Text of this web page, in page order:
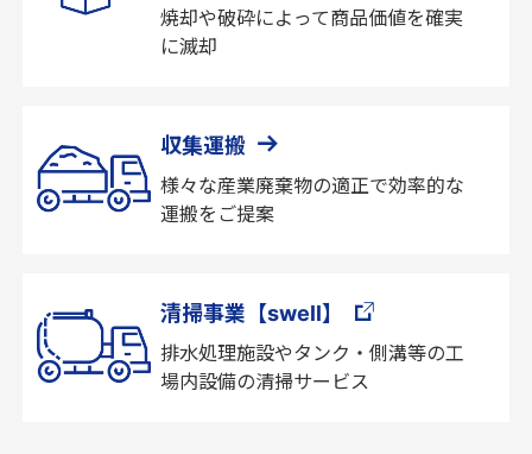
焼却や破砕によって商品価値を確実
に滅却
収集運搬
様々な産業廃棄物の適正で効率的な
運搬をご提案
清掃事業【swell】
排水処理施設やタンク・側溝等の工
場内設備の清掃サービス